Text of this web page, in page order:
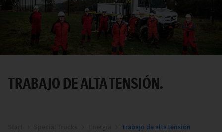
Temas
Servicio
Español
TRABAJO DE ALTA TENSIÓN.
Trabajo de alta tensión